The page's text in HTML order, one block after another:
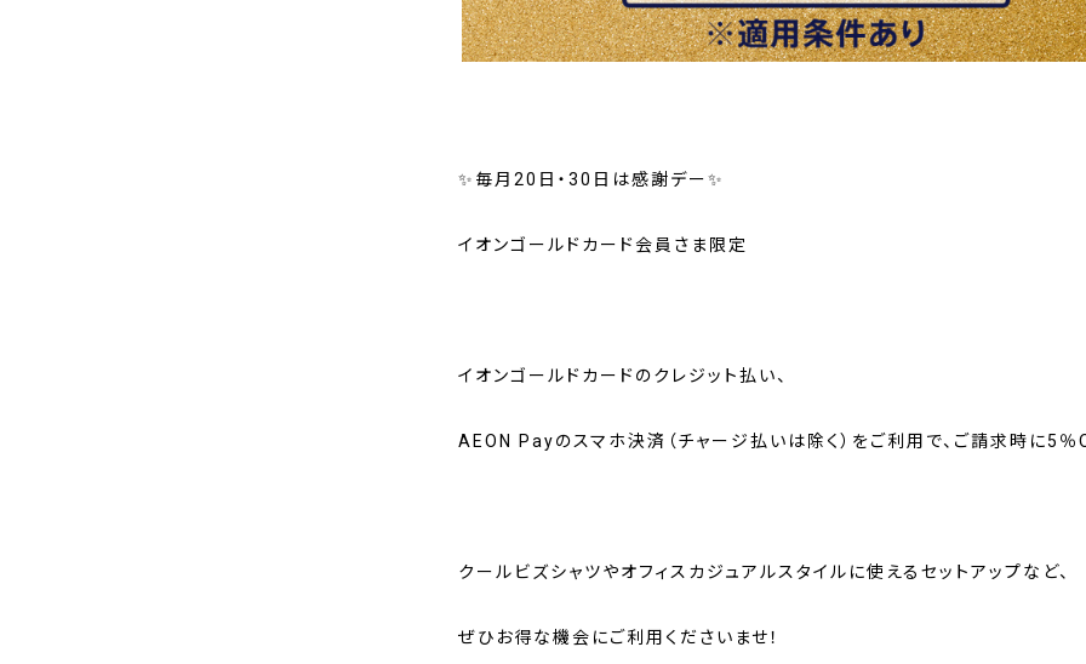
✨毎月20日・30日は感謝デー✨
イオンゴールドカード会員さま限定
イオンゴールドカードのクレジット払い、
AEON Payのスマホ決済（チャージ払いは除く）をご利用で、ご請求時に5
クールビズシャツやオフィスカジュアルスタイルに使えるセットアップなど、
ぜひお得な機会にご利用くださいませ！